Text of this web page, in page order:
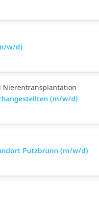
w/d)
Nierentransplantation
(m/w/d)
Putzbrunn (m/w/d)